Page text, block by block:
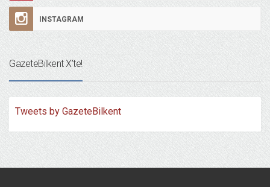
INSTAGRAM
GazeteBilkent X’te!
Tweets by GazeteBilkent